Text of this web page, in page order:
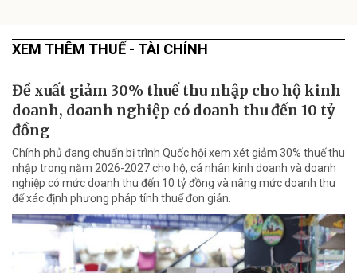
XEM THÊM THUẾ - TÀI CHÍNH
Đề xuất giảm 30% thuế thu nhập cho hộ kinh
doanh, doanh nghiệp có doanh thu đến 10 tỷ
đồng
Chính phủ đang chuẩn bị trình Quốc hội xem xét giảm 30% thuế thu
nhập trong năm 2026-2027 cho hộ, cá nhân kinh doanh và doanh
nghiệp có mức doanh thu đến 10 tỷ đồng và nâng mức doanh thu
để xác định phương pháp tính thuế đơn giản.